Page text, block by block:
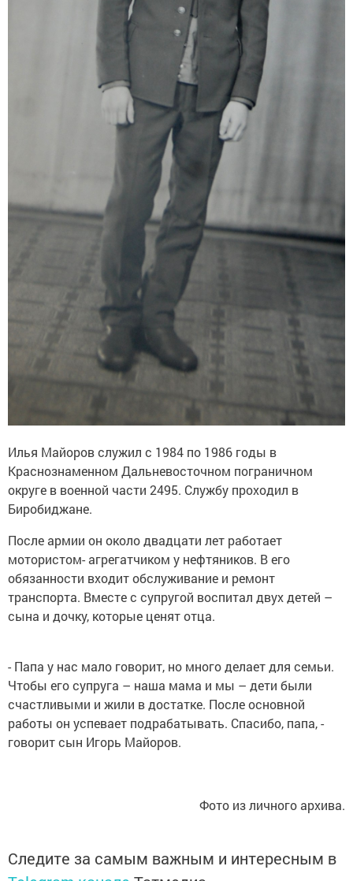
Илья Майоров служил с 1984 по 1986 годы в
Краснознаменном Дальневосточном пограничном
округе в военной части 2495. Службу проходил в
Биробиджане.
После армии он около двадцати лет работает
мотористом- агрегатчиком у нефтяников. В его
обязанности входит обслуживание и ремонт
транспорта. Вместе с супругой воспитал двух детей –
сына и дочку, которые ценят отца.
- Папа у нас мало говорит, но много делает для семьи.
Чтобы его супруга – наша мама и мы – дети были
счастливыми и жили в достатке. После основной
работы он успевает подрабатывать. Спасибо, папа, -
говорит сын Игорь Майоров.
Фото из личного архива.
Следите за самым важным и интересным в